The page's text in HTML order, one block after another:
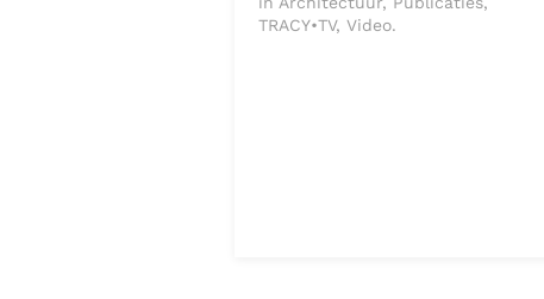
TRACY•TV, Video.